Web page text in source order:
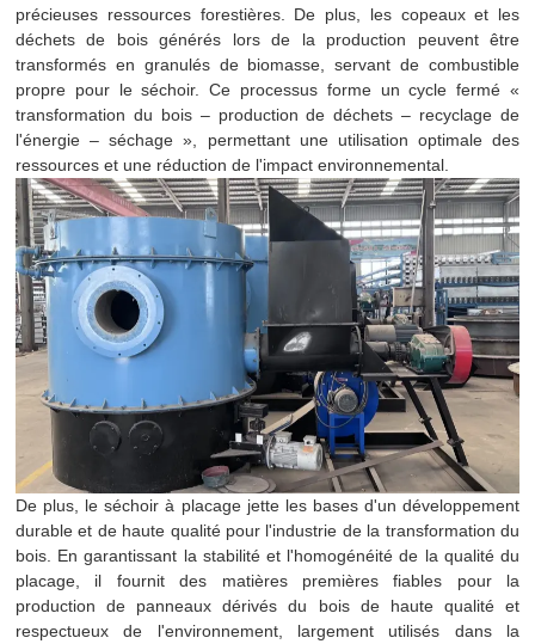
précieuses ressources forestières. De plus, les copeaux et les
déchets de bois générés lors de la production peuvent être
transformés en granulés de biomasse, servant de combustible
propre pour le séchoir. Ce processus forme un cycle fermé «
transformation du bois – production de déchets – recyclage de
l'énergie – séchage », permettant une utilisation optimale des
ressources et une réduction de l'impact environnemental.
De plus, le séchoir à placage jette les bases d'un développement
durable et de haute qualité pour l'industrie de la transformation du
bois. En garantissant la stabilité et l'homogénéité de la qualité du
placage, il fournit des matières premières fiables pour la
production de panneaux dérivés du bois de haute qualité et
respectueux de l'environnement, largement utilisés dans la